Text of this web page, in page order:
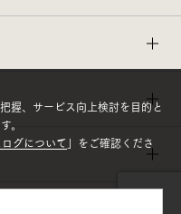
握、サービス向上検討を目的と
。
グについて 」をご確認くださ